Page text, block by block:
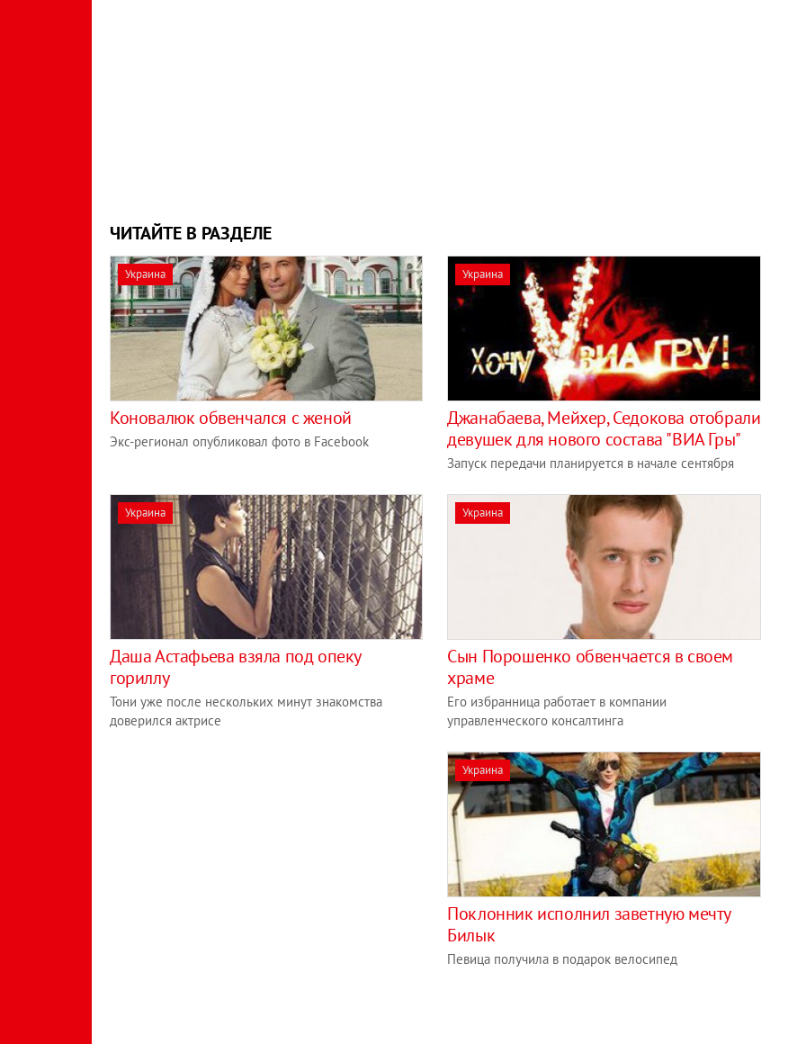
ЧИТАЙТЕ В РАЗДЕЛЕ
Украина
Коновалюк обвенчался с женой
Экс-регионал опубликовал фото в Facebook
Украина
Джанабаева, Мейхер, Седокова отобрали
девушек для нового состава "ВИА Гры"
Запуск передачи планируется в начале сентября
Украина
Даша Астафьева взяла под опеку
гориллу
Тони уже после нескольких минут знакомства
доверился актрисе
Украина
Сын Порошенко обвенчается в своем
храме
Его избранница работает в компании
управленческого консалтинга
Украина
Поклонник исполнил заветную мечту
Билык
Певица получила в подарок велосипед